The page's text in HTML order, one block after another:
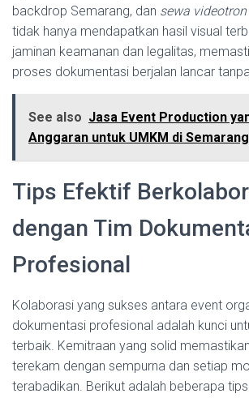
backdrop Semarang, dan sewa
tidak hanya mendapatkan hasil visual
jaminan keamanan dan legalitas,
proses dokumentasi berjalan lancar
See also Jasa Event Production
Anggaran untuk UMKM di Semarang
Tips Efektif
dengan Tim
Profesional
Kolaborasi yang sukses antara event
dokumentasi profesional adalah kunci
terbaik. Kemitraan yang solid
terekam dengan sempurna dan setiap
terabadikan. Berikut adalah beberapa